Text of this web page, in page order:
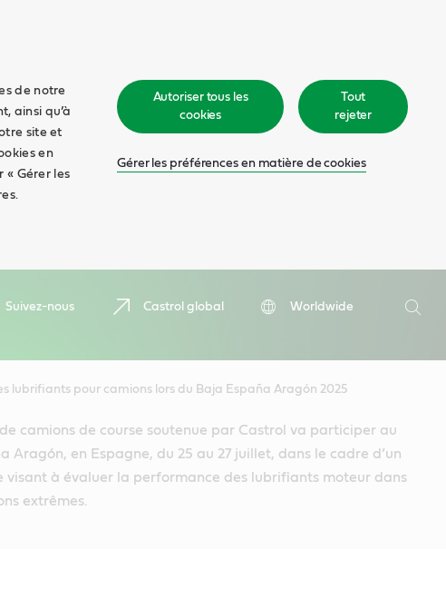
de notre
ainsi qu’à
site et
en
« Gérer les
Autoriser tous les
cookies
Tout
rejeter
Gérer les préférences en matière de cookies
Suivez-nous Castrol global
Worldwide
lubrifiants pour camions lors du Baja España Aragón 2025
camions de course soutenue par Castrol va participer au
Aragón, en Espagne, du 25 au 27 juillet, dans le cadre d’un
visant à évaluer la performance des lubrifiants moteur dans
extrêmes.